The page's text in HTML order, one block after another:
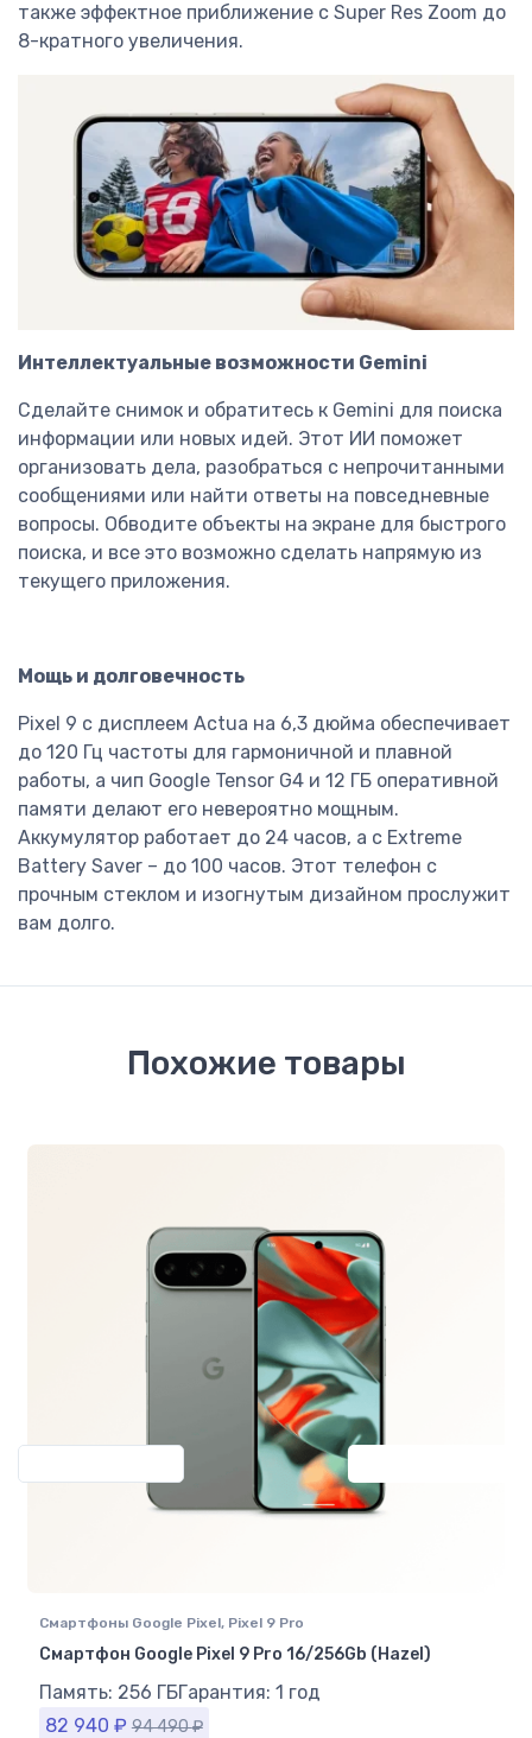
также эффектное приближение с Super Res Zoom до
8-кратного увеличения.
Интеллектуальные возможности Gemini
Сделайте снимок и обратитесь к Gemini для поиска
информации или новых идей. Этот ИИ поможет
организовать дела, разобраться с непрочитанными
сообщениями или найти ответы на повседневные
вопросы. Обводите объекты на экране для быстрого
поиска, и все это возможно сделать напрямую из
текущего приложения.
Мощь и долговечность
Pixel 9 с дисплеем Actua на 6,3 дюйма обеспечивает
до 120 Гц частоты для гармоничной и плавной
работы, а чип Google Tensor G4 и 12 ГБ оперативной
памяти делают его невероятно мощным.
Аккумулятор работает до 24 часов, а с Extreme
Battery Saver – до 100 часов. Этот телефон с
прочным стеклом и изогнутым дизайном прослужит
вам долго.
Похожие товары
Смартфоны Google Pixel, Pixel 9 Pro
Смартфон Google Pixel 9 Pro 16/256Gb (Hazel)
Память: 256 ГБГарантия: 1 год
82 940 ₽ 94 490₽